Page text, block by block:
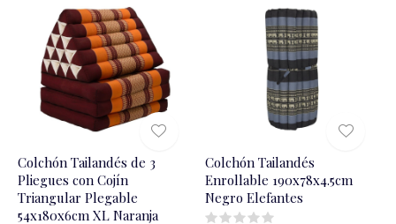
Colchón Tailandés de 3
Pliegues con Cojín
Triangular Plegable
54x180x6cm XL Naranja
Colchón Tailandés
Enrollable 190x78x4.5cm
Negro Elefantes